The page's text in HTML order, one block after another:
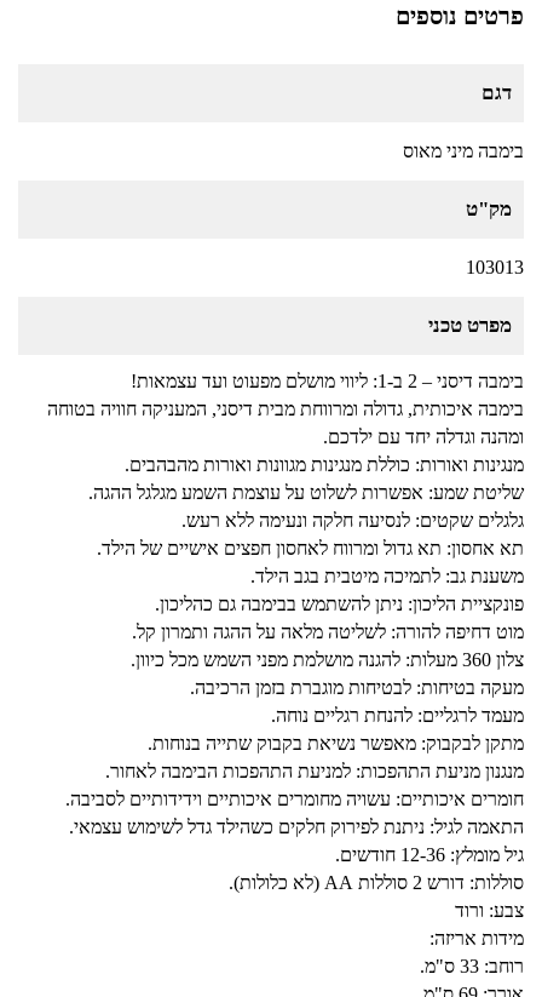
פרטים נוספים
דגם
בימבה מיני מאוס
מק"ט
103013
מפרט טכני
בימבה דיסני – 2 ב-1: ליווי מושלם מפעוט ועד עצמאות!
בימבה איכותית, גדולה ומרווחת מבית דיסני, המעניקה חוויה בטוחה
ומהנה וגדלה יחד עם ילדכם.
מנגינות ואורות: כוללת מנגינות מגוונות ואורות מהבהבים.
שליטת שמע: אפשרות לשלוט על עוצמת השמע מגלגל ההגה.
גלגלים שקטים: לנסיעה חלקה ונעימה ללא רעש.
תא אחסון: תא גדול ומרווח לאחסון חפצים אישיים של הילד.
משענת גב: לתמיכה מיטבית בגב הילד.
פונקציית הליכון: ניתן להשתמש בבימבה גם כהליכון.
מוט דחיפה להורה: לשליטה מלאה על ההגה ותמרון קל.
צלון 360 מעלות: להגנה מושלמת מפני השמש מכל כיוון.
מעקה בטיחות: לבטיחות מוגברת בזמן הרכיבה.
מעמד לרגליים: להנחת רגליים נוחה.
מתקן לבקבוק: מאפשר נשיאת בקבוק שתייה בנוחות.
מנגנון מניעת התהפכות: למניעת התהפכות הבימבה לאחור.
חומרים איכותיים: עשויה מחומרים איכותיים וידידותיים לסביבה.
התאמה לגיל: ניתנת לפירוק חלקים כשהילד גדל לשימוש עצמאי.
גיל מומלץ: 12-36 חודשים.
סוללות: דורש 2 סוללות AA (לא כלולות).
צבע: ורוד
מידות אריזה:
רוחב: 33 ס"מ.